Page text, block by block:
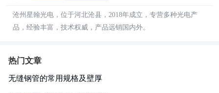
沧州星翰光电，位于河北沧县，2018年成立，专营多种光电产
品，经验丰富，技术权威，产品远销国内外。
热门文章
无缝钢管的常用规格及壁厚